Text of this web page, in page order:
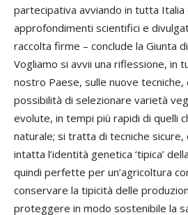
partecipativa avviando in tutta
approfondimenti scientifici e
raccolta firme – conclude la Giunta
Vogliamo si avvii una riflessione, in
nostro Paese, sulle nuove tecniche,
possibilità di selezionare varietà
evolute, in tempi più rapidi di quelli
naturale; si tratta di tecniche sicure,
intatta l’identità genetica ‘tipica’
quindi perfette per un’agricoltura
conservare la tipicità delle
proteggere in modo sostenibile la